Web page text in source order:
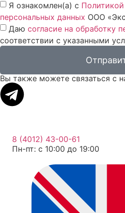
Я ознакомлен(а) с
персональных данных ООО
Даю согласие на обработку
соответствии с указанными
Вы также можете связаться с
8 (4012) 43-00-61
Пн-пт: c 10:00 до 19:00